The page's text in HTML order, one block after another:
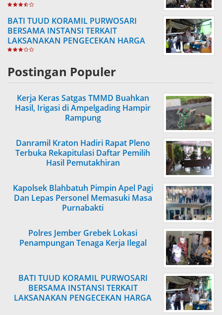
BATI TUUD KORAMIL PURWOSARI
BERSAMA INSTANSI TERKAIT
LAKSANAKAN PENGECEKAN HARGA
SEMBAKO
Postingan Populer
Kerja Keras Satgas TMMD Buahkan
Hasil, Irigasi di Ampelgading Hampir
Rampung
Danramil Kraton Hadiri Rapat Pleno
Terbuka Rekapitulasi Daftar Pemilih
Hasil Pemutakhiran
Kapolsek Blahbatuh Pimpin Apel Pagi
Dan Lepas Personel Memasuki Masa
Purnabakti
Polres Jember Grebek Lokasi
Penampungan Tenaga Kerja Ilegal
BATI TUUD KORAMIL PURWOSARI
BERSAMA INSTANSI TERKAIT
LAKSANAKAN PENGECEKAN HARGA